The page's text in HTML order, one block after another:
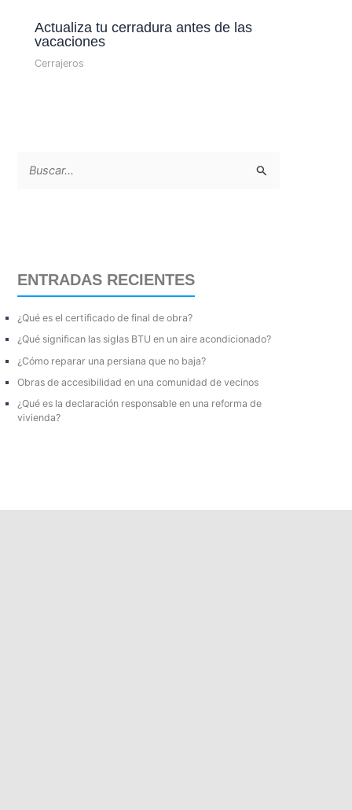
Actualiza tu cerradura antes de las
vacaciones
Cerrajeros
r
o
r
:
ENTRADAS RECIENTES
¿Qué es el certificado de final de obra?
¿Qué significan las siglas BTU en un aire acondicionado?
¿Cómo reparar una persiana que no baja?
Obras de accesibilidad en una comunidad de vecinos
¿Qué es la declaración responsable en una reforma de
vivienda?